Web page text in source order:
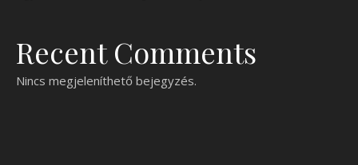
Recent Comments
Nincs megjeleníthető bejegyzés.